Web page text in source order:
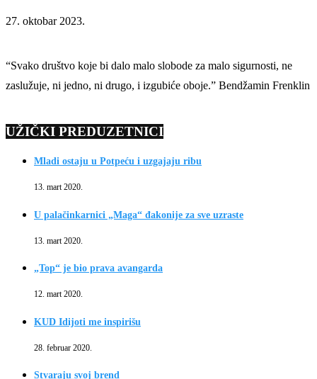
27. oktobar 2023.
“Svako društvo koje bi dalo malo slobode za malo sigurnosti, ne
zaslužuje, ni jedno, ni drugo, i izgubiće oboje.” Bendžamin Frenklin
UŽIČKI PREDUZETNICI
Mladi ostaju u Potpeću i uzgajaju ribu
13. mart 2020.
U palačinkarnici „Maga“ đakonije za sve uzraste
13. mart 2020.
„Top“ je bio prava avangarda
12. mart 2020.
KUD Idijoti me inspirišu
28. februar 2020.
Stvaraju svoj brend